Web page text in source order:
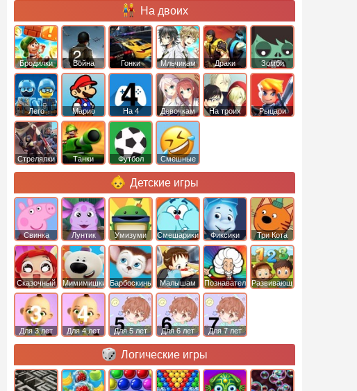
На двоих
Бродилки Война Гонки Мльчикам Драки Зомби
Лего Марио На 4 Девочкам На троих Рыцари
Стрелялки Танки Футбол Смешные
Детские игры
Свинка
Пеппа
Лунтик Умизуми Смешарики Фиксики Три Кота
Сказочный
патруль
Мимимишки Барбоскины Малышам ПознавательныеРазвивающие
Для 3 лет Для 4 лет Для 5 лет Для 6 лет Для 7 лет
Логические игры